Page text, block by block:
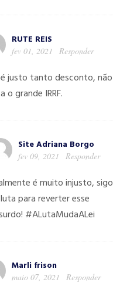
RUTE REIS
fev 01, 2021 Responder
justo tanto desconto, não
o grande IRRF.
Site Adriana Borgo
fev 09, 2021 Responder
é muito injusto, sigo
para reverter esse
#ALutaMudaALei
Marli frison
maio 07, 2021 Responder